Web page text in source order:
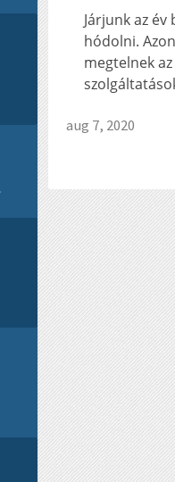
Járjunk az
hódolni.
megtelnek
aug 7, 2020